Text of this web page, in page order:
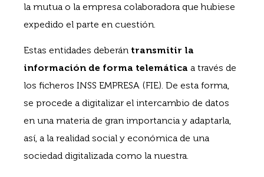
la mutua o la empresa colaboradora que hubiese
expedido el parte en cuestión.
Estas entidades deberán transmitir la
información de forma telemática a través de
los ficheros INSS EMPRESA (FIE). De esta forma,
se procede a digitalizar el intercambio de datos
en una materia de gran importancia y adaptarla,
así, a la realidad social y económica de una
sociedad digitalizada como la nuestra.